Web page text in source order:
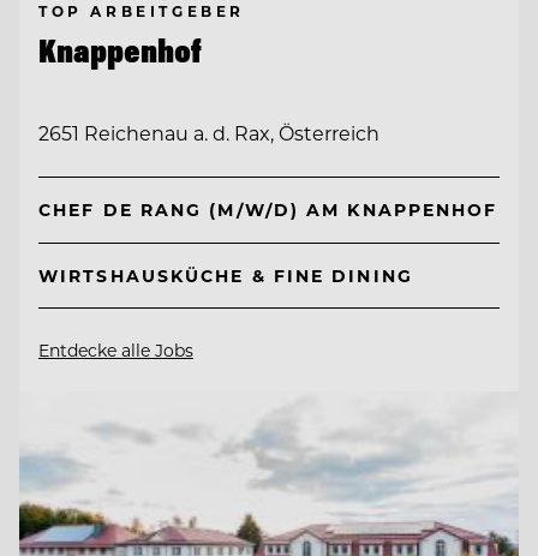
TOP ARBEITGEBER
Knappenhof
2651 Reichenau a. d. Rax, Österreich
CHEF DE RANG (M/W/D) AM KNAPPENHOF
WIRTSHAUSKÜCHE & FINE DINING
Entdecke alle Jobs